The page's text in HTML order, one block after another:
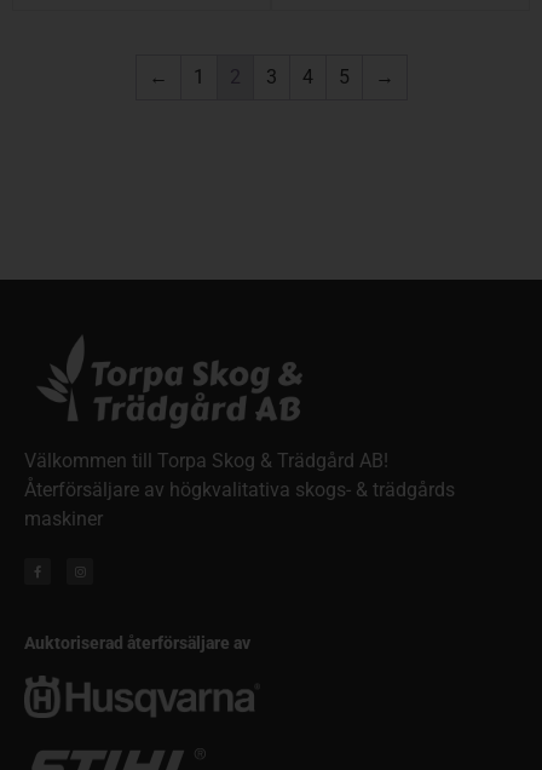
← 1 2 3 4 5 →
Välkommen till Torpa Skog & Trädgård AB!
Återförsäljare av högkvalitativa skogs- & trädgårds
maskiner
Auktoriserad återförsäljare av